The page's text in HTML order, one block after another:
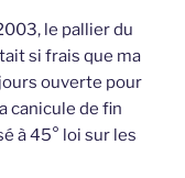
le pallier du
si frais que ma
ouverte pour
canicule de fin
à 45° loi sur les